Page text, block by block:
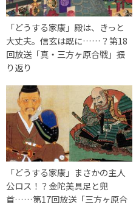
「どうする家康」殿は、きっと
大丈夫。信玄は既に……？第18
回放送「真・三方ヶ原合戦」振
り返り
「どうする家康」まさかの主人
公ロス！？金陀美具足と兜
首……第17回放送「三方ヶ原合